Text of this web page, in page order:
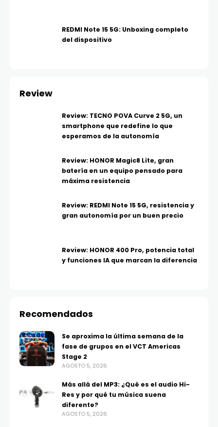
REDMI Note 15 5G: Unboxing completo
del dispositivo
Review
Review: TECNO POVA Curve 2 5G, un
smartphone que redefine lo que
esperamos de la autonomía
Review: HONOR Magic8 Lite, gran
batería en un equipo pensado para
máxima resistencia
Review: REDMI Note 15 5G, resistencia y
gran autonomía por un buen precio
Review: HONOR 400 Pro, potencia total
y funciones IA que marcan la diferencia
Recomendados
Se aproxima la última semana de la
fase de grupos en el VCT Americas
Stage 2
AGOSTO 5, 2026
Más allá del MP3: ¿Qué es el audio Hi-
Res y por qué tu música suena
diferente?
AGOSTO 5, 2026